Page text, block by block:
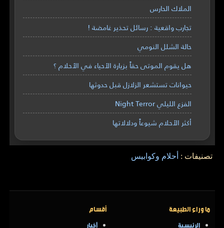
الملاك الحارس
تجارب واقعية : رسائل تحذير غامضة !
حالة الشلل النومي
هل يقوم الموتى حقاً بزيارة الأحياء في الأحلام ؟
حيوانات تستشعر الزلازل قبل حدوثها
الفزع الليلي Night Terror
أكثر الأحلام شيوعاً ودلالاتها
تصنيفات : أحلام وكوابيس
ما وراء الطبيعة
الرئيسية
أقسام
أخبار